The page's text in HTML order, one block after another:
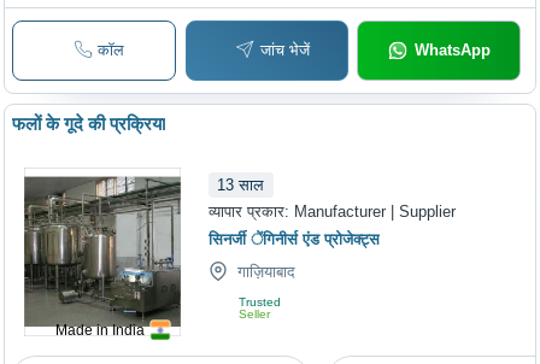
कॉल जांच भेजें WhatsApp
Made in India
फलों के गूदे की प्रक्रिया
13 साल
व्यापार प्रकार: Manufacturer | Supplier
सिनर्जी ेंगिनीर्स एंड प्रोजेक्ट्स
गाज़ियाबाद
Trusted
Seller